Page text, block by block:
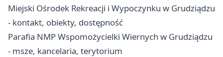
Miejski Ośrodek Rekreacji i Wypoczynku w Grudziądzu
- kontakt, obiekty, dostępność
Parafia NMP Wspomożycielki Wiernych w Grudziądzu
- msze, kancelaria, terytorium